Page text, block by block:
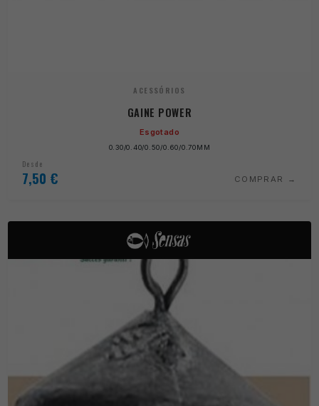
ACESSÓRIOS
GAINE POWER
Esgotado
0.30/0.40/0.50/0.60/0.70MM
Desde
7,50 € COMPRAR